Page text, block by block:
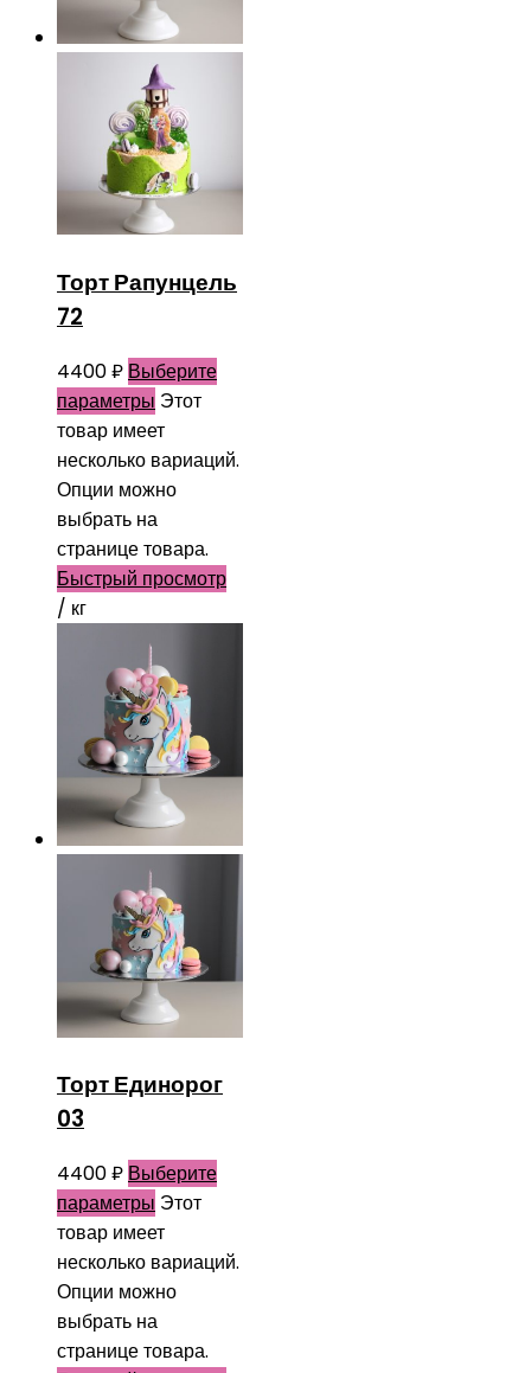
Торт Рапунцель
72
4400₽ Выберите
параметры Этот
товар имеет
несколько вариаций.
Опции можно
выбрать на
странице товара.
Быстрый просмотр
/ кг
Торт Единорог
03
4400₽ Выберите
параметры Этот
товар имеет
несколько вариаций.
Опции можно
выбрать на
странице товара.